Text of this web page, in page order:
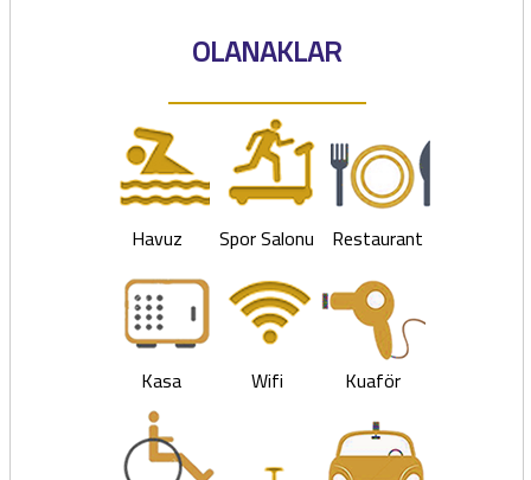
OLANAKLAR
Havuz Spor Salonu Restaurant
Kasa Wifi Kuaför